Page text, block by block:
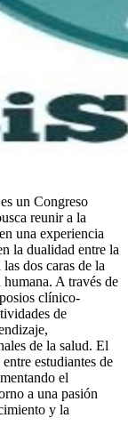
un Congreso
reunir a la
una experiencia
la dualidad entre la
dos caras de la
A través de
clínico-
de
de la salud. El
estudiantes de
el
a una pasión
y la